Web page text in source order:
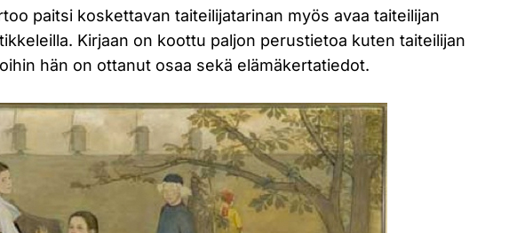
paitsi koskettavan taiteilijatarinan myös avaa taiteilijan
Kirjaan on koottu paljon perustietoa kuten taiteilijan
hän on ottanut osaa sekä elämäkertatiedot.